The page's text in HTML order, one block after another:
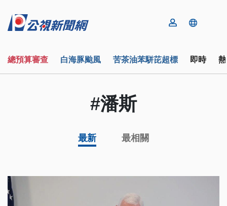
總預算審查 白海豚颱風 苦茶油苯駢芘超標 即時
#潘斯
最新 最相關